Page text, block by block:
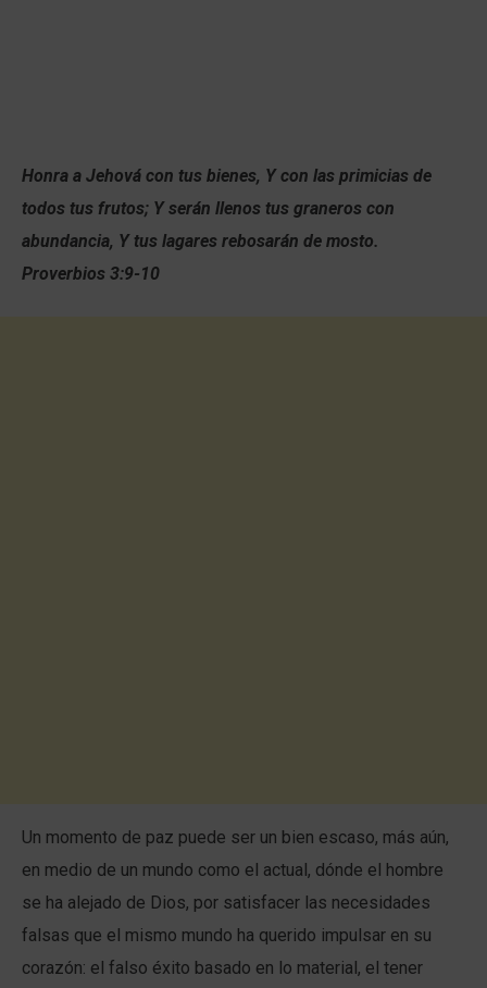
Honra a Jehová con tus bienes, Y con las primicias de
todos tus frutos; Y serán llenos tus graneros con
abundancia, Y tus lagares rebosarán de mosto.
Proverbios 3:9-10
Un momento de paz puede ser un bien escaso, más aún,
en medio de un mundo como el actual, dónde el hombre
se ha alejado de Dios, por satisfacer las necesidades
falsas que el mismo mundo ha querido impulsar en su
corazón: el falso éxito basado en lo material, el tener